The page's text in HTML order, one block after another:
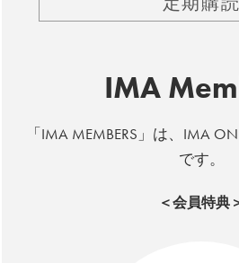
IMA
「IMA MEMBERS」は、IMA
です。
＜会員特典